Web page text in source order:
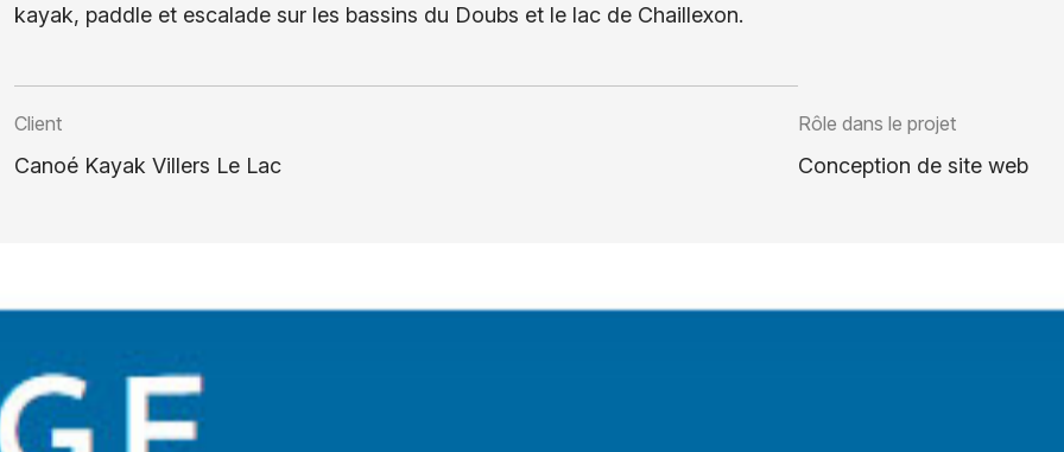
kayak, paddle et escalade sur les bassins du Doubs et le lac de Chaillexon.
Client
Canoé Kayak Villers Le Lac
Rôle dans le projet
Conception de site web